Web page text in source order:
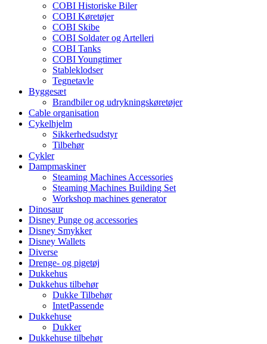
COBI Historiske Biler
COBI Køretøjer
COBI Skibe
COBI Soldater og Artelleri
COBI Tanks
COBI Youngtimer
Stableklodser
Tegnetavle
Byggesæt
Brandbiler og udrykningskøretøjer
Cable organisation
Cykelhjelm
Sikkerhedsudstyr
Tilbehør
Cykler
Dampmaskiner
Steaming Machines Accessories
Steaming Machines Building Set
Workshop machines generator
Dinosaur
Disney Punge og accessories
Disney Smykker
Disney Wallets
Diverse
Drenge- og pigetøj
Dukkehus
Dukkehus tilbehør
Dukke Tilbehør
IntetPassende
Dukkehuse
Dukker
Dukkehuse tilbehør